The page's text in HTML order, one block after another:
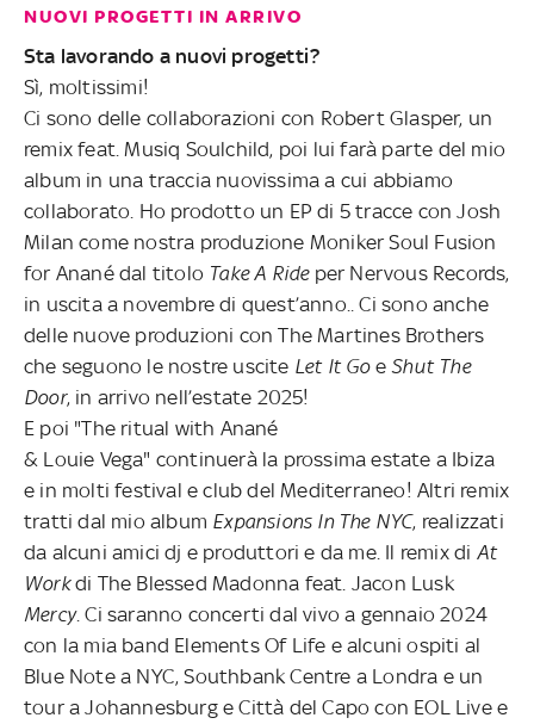
NUOVI PROGETTI IN ARRIVO
Sta lavorando a nuovi progetti?
Sì, moltissimi!
Ci sono delle collaborazioni con Robert Glasper, un
remix feat. Musiq Soulchild, poi lui farà parte del mio
album in una traccia nuovissima a cui abbiamo
collaborato. Ho prodotto un EP di 5 tracce con Josh
Milan come nostra produzione Moniker Soul Fusion
for Anané dal titolo Take A Rideper Nervous Records,
in uscita a novembre di quest’anno..Ci sono anche
delle nuove produzioni con The Martines Brothers
che seguono le nostre uscite Let It GoeShut The
Door, in arrivo nell’estate 2025!
E poi "The ritual with Anané
& Louie Vega" continuerà la prossima estate a Ibiza
e in molti festival e club del Mediterraneo! Altri remix
tratti dal mio album Expansions In The NYC, realizzati
da alcuni amici dj e produttori e da me. Il remix di At
Workdi The Blessed Madonna feat. Jacon Lusk
Mercy. Ci saranno concerti dal vivo a gennaio 2024
con la mia band Elements Of Life e alcuni ospiti al
Blue Note a NYC, Southbank Centre a Londra e un
tour a Johannesburg e Città del Capo con EOL Live e